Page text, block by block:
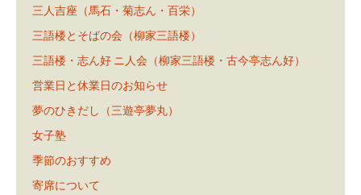
三人吉座（馬石・菊志ん・百栄）
三語楼とそばの会（柳家三語楼）
三語楼・志ん好 ニ人会（柳家三語楼・古今亭志ん好）
営業日と休業日のお知らせ
夢のひきだし（三遊亭夢丸）
女子塾
季節のおすすめ
寄席について